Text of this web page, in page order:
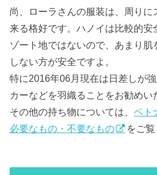
尚、ローラさんの服装は、周りに
来る格好です。ハノイは比較的安
ゾート地ではないので、あまり肌
しない方が安全ですよ。
特に2016年06月現在は日差しが
カーなどを羽織ることをお勧めい
その他の持ち物については、ベト
必要なもの・不要なもの
をご覧